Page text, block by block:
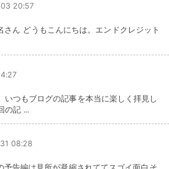
20:57
ん どうもこんにちは。エンドクレジット
いつもブログの記事を本当に楽しく拝見し
の記 ...
08:28